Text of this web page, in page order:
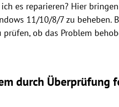
es reparieren? Hier
11/10/8/7 zu
ob das Problem
durch Überprüfung